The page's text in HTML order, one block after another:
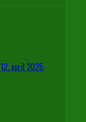
12. april 2025.